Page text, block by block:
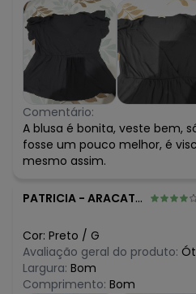
Comentário:
A blusa é bonita, veste bem,
fosse um pouco melhor, é
mesmo assim.
PATRICIA - ARACATUBA - SP
Cor: Preto / G
Avaliação geral do produto:
Largura: Bom
Comprimento: Bom